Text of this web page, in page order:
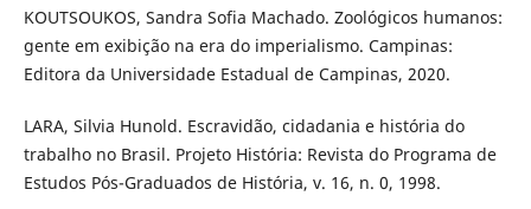
KOUTSOUKOS, Sandra Sofia Machado. Zoológicos humanos:
gente em exibição na era do imperialismo. Campinas:
Editora da Universidade Estadual de Campinas, 2020.
LARA, Silvia Hunold. Escravidão, cidadania e história do
trabalho no Brasil. Projeto História: Revista do Programa de
Estudos Pós-Graduados de História, v. 16, n. 0, 1998.